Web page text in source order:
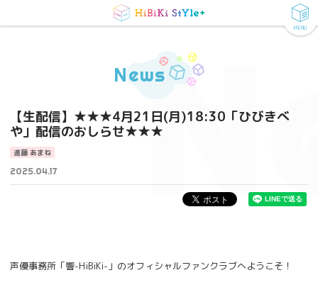
MENU
News
【生配信】★★★4月21日(月)18:30「ひびきべ
や」配信のおしらせ★★★
進藤 あまね
2025.04.17
声優事務所「響-HiBiKi-」のオフィシャルファンクラブへようこそ！